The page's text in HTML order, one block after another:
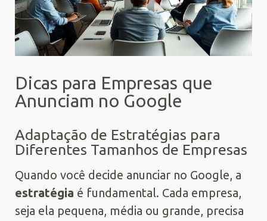
Dicas para Empresas que
Anunciam no Google
Adaptação de Estratégias para
Diferentes Tamanhos de Empresas
Quando você decide anunciar no Google, a
estratégia é fundamental. Cada empresa,
seja ela pequena, média ou grande, precisa